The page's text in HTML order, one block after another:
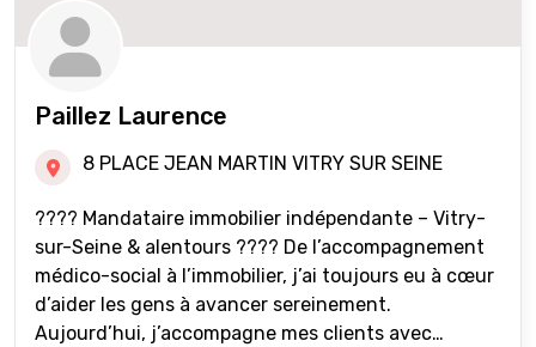
Paillez Laurence
8 PLACE JEAN MARTIN VITRY SUR SEINE
???? Mandataire immobilier indépendante – Vitry-
sur-Seine & alentours ???? De l’accompagnement
médico-social à l’immobilier, j’ai toujours eu à cœur
d’aider les gens à avancer sereinement.
Aujourd’hui, j’accompagne mes clients avec